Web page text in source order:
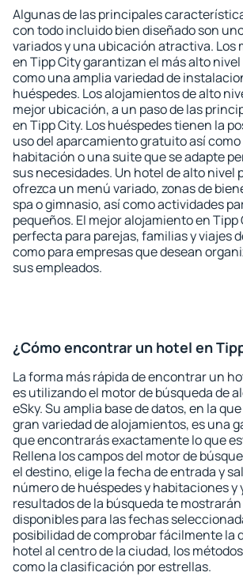
Algunas de las principales
con todo incluido bien diseñado son
variados y una ubicación atractiva. Los
en Tipp City garantizan el más alto
como una amplia variedad de
huéspedes. Los alojamientos de alto
mejor ubicación, a un paso de las
en Tipp City. Los huéspedes tienen la
uso del aparcamiento gratuito así
habitación o una suite que se adapte
sus necesidades. Un hotel de alto nivel
ofrezca un menú variado, zonas de
spa o gimnasio, así como actividades
pequeños. El mejor alojamiento en Tipp
perfecta para parejas, familias y viajes
como para empresas que desean
sus empleados.
¿Cómo encontrar un hotel en
La forma más rápida de encontrar un
es utilizando el motor de búsqueda de
eSky. Su amplia base de datos, en la
gran variedad de alojamientos, es una
que encontrarás exactamente lo que
Rellena los campos del motor de
el destino, elige la fecha de entrada y
número de huéspedes y habitaciones y
resultados de la búsqueda te
disponibles para las fechas
posibilidad de comprobar fácilmente la
hotel al centro de la ciudad, los
como la clasificación por estrellas.